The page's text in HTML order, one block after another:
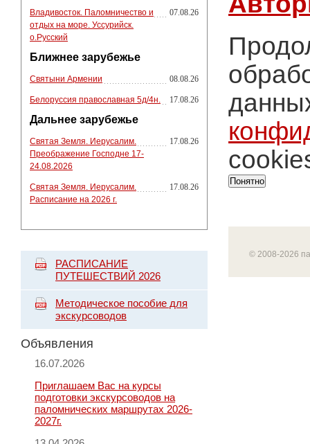
Владивосток. Паломничество и
отдых на море. Уссурийск.
о.Русский
07.08.26
Ближнее зарубежье
Святыни Армении 08.08.26
Белоруссия православная 5д/4н. 17.08.26
Дальнее зарубежье
Святая Земля. Иерусалим.
Преображение Господне 17-
24.08.2026
17.08.26
Святая Земля. Иерусалим.
Расписание на 2026 г.
17.08.26
РАСПИСАНИЕ
ПУТЕШЕСТВИЙ 2026
Методическое пособие для
экскурсоводов
Объявления
16.07.2026
Приглашаем Вас на курсы
подготовки экскурсоводов на
паломнических маршрутах 2026-
2027г.
Понятно
© 2008-2026